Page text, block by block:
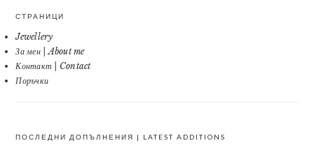
СТРАНИЦИ
Jewellery
За мен | About me
Контакт | Contact
Поръчки
ПОСЛЕДНИ ДОПЪЛНЕНИЯ | LATEST ADDITIONS